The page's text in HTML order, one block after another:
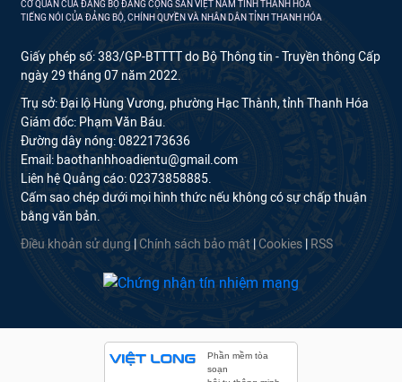
CƠ QUAN CỦA ĐẢNG BỘ ĐẢNG CỘNG SẢN VIỆT NAM TỈNH THANH HÓA
TIẾNG NÓI CỦA ĐẢNG BỘ, CHÍNH QUYỀN VÀ NHÂN DÂN TỈNH THANH HÓA
Giấy phép số: 383/GP-BTTTT do Bộ Thông tin - Truyền thông Cấp
ngày 29 tháng 07 năm 2022.
Trụ sở: Đại lộ Hùng Vương, phường Hạc Thành, tỉnh Thanh Hóa
Giám đốc: Phạm Văn Báu.
Đường dây nóng: 0822173636
Email: baothanhhoadientu@gmail.com
Liên hệ Quảng cáo: 02373858885.
Cấm sao chép dưới mọi hình thức nếu không có sự chấp thuận
bằng văn bản.
Điều khoản sử dụng Chính sách bảo mật Cookies RSS
Phần mềm tòa
soạn